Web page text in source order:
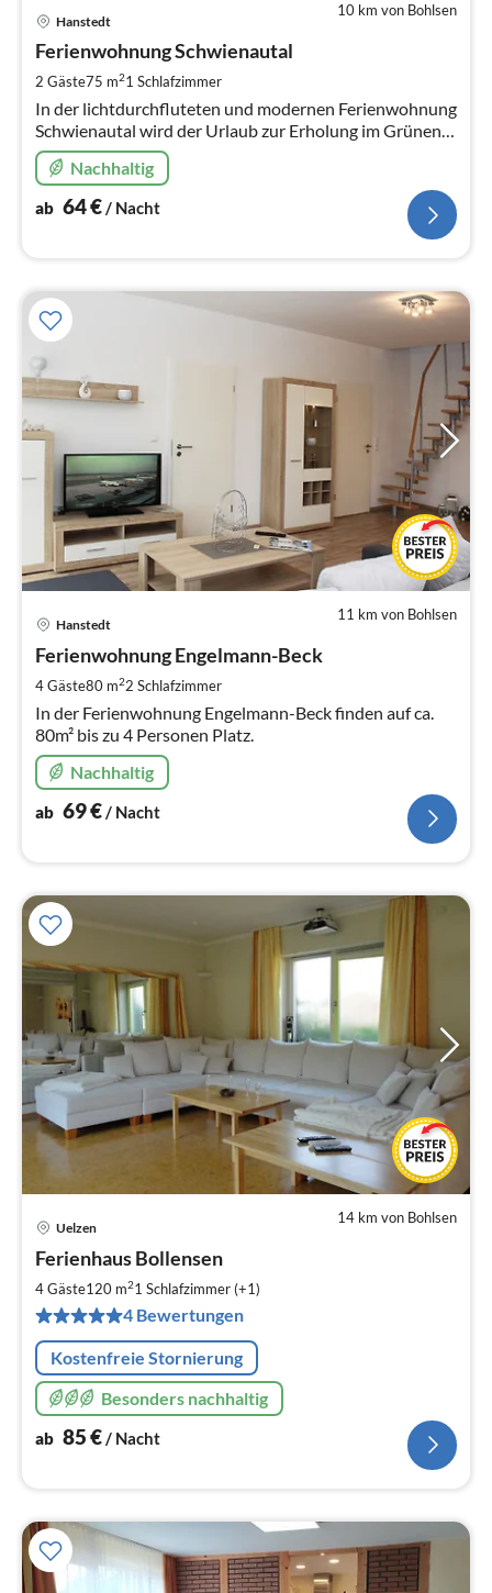
10 km von Bohlsen
Hanstedt
Ferienwohnung Schwienautal
2 Gäste75 m21 Schlafzimmer
In der lichtdurchfluteten und modernen Ferienwohnung
Schwienautal wird der Urlaub zur Erholung im Grünen.
In ruhiger Umgebung und mit viel Grün verleben Sie
entspannte Tage.
Nachhaltig
ab 64€/ Nacht
11 km von Bohlsen
Hanstedt
Ferienwohnung Engelmann-Beck
4 Gäste80 m22 Schlafzimmer
In der Ferienwohnung Engelmann-Beck finden auf ca.
80m² bis zu 4 Personen Platz.
Nachhaltig
ab 69€/ Nacht
14 km von Bohlsen
Uelzen
Ferienhaus Bollensen
4 Gäste120 m21 Schlafzimmer (+1)
4 Bewertungen
Kostenfreie Stornierung
Besonders nachhaltig
ab 85€/ Nacht